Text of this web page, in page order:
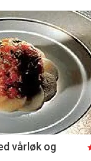
vårløk og